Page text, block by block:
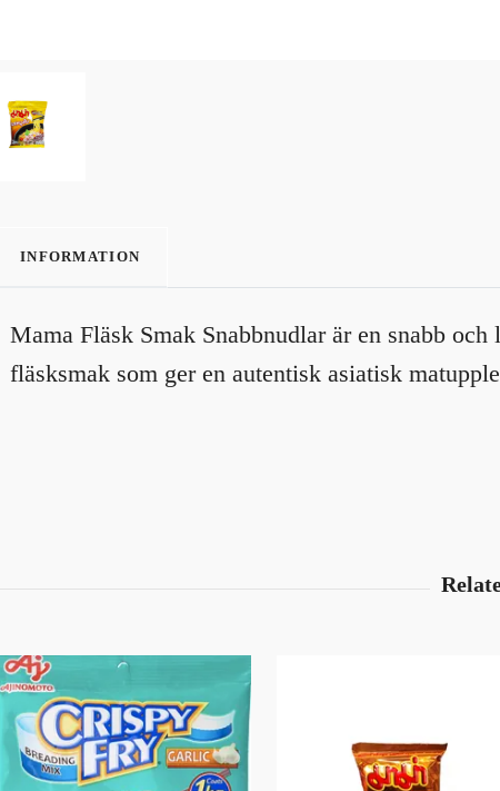
INFORMATION
Mama Fläsk Smak Snabbnudlar är en snabb
fläsksmak som ger en autentisk asiatisk